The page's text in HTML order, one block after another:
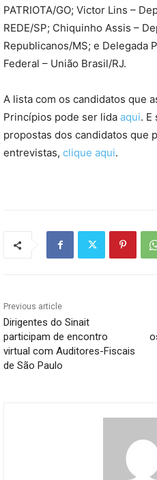
PATRIOTA/GO; Victor Lins –
REDE/SP; Chiquinho Assis –
Republicanos/MS; e Delegada
Federal – União Brasil/RJ.
A lista com os candidatos que
Princípios pode ser lida aqui. E
propostas dos candidatos que
entrevistas, clique aqui.
Previous article
Dirigentes do Sinait
participam de encontro
virtual com Auditores-Fiscais
de São Paulo